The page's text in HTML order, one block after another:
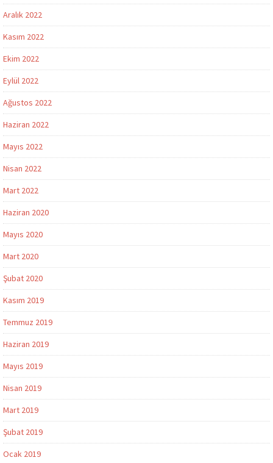
Aralık 2022
Kasım 2022
Ekim 2022
Eylül 2022
Ağustos 2022
Haziran 2022
Mayıs 2022
Nisan 2022
Mart 2022
Haziran 2020
Mayıs 2020
Mart 2020
Şubat 2020
Kasım 2019
Temmuz 2019
Haziran 2019
Mayıs 2019
Nisan 2019
Mart 2019
Şubat 2019
Ocak 2019